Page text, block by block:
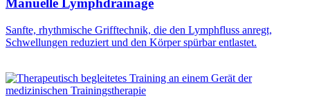
Manuelle Lymphdrainage
Sanfte, rhythmische Grifftechnik, die den Lymphfluss anregt,
Schwellungen reduziert und den Körper spürbar entlastet.